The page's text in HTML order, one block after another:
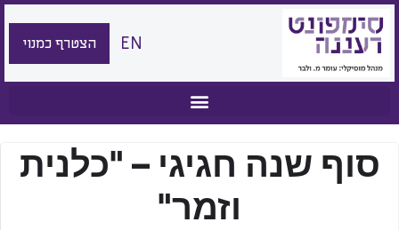
EN הצטרף כמנוי
סוף שנה חגיגי – "כלנית
וזמר"